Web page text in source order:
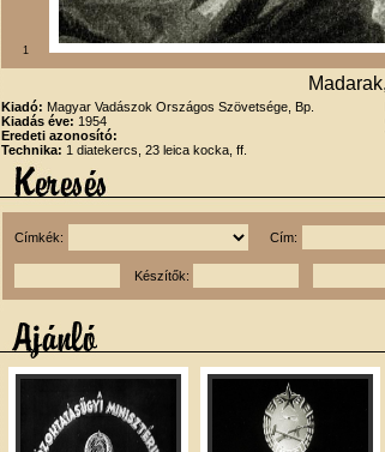
1
Kiadó: Magyar Vadászok Országos Szövetsége, Bp.
Kiadás éve: 1954
Eredeti azonosító:
Technika: 1 diatekercs, 23 leica kocka, ff.
Címkék: Cím:
Készítők: